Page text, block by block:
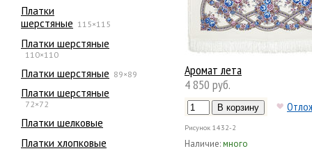
Платки
шерстяные 115×115
Платки шерстяные
110×110
Платки шерстяные 89×89
Платки шерстяные
72×72
Платки шелковые
Платки хлопковые
Аромат лета
4 850 руб.
Рисунок 1432-2
Наличие:много